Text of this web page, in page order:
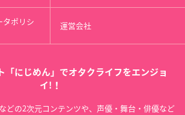
タポリシ 運営会社
「にじめん」でオタクライフをエンジョ
イ!！
どの2次元コンテンツや、声優・舞台・俳優など